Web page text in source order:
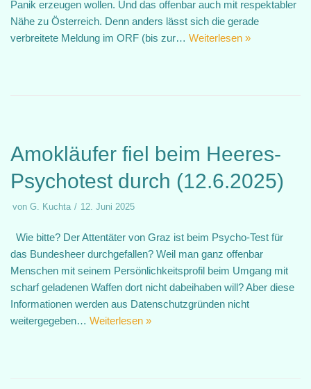
Panik erzeugen wollen. Und das offenbar auch mit respektabler
Nähe zu Österreich. Denn anders lässt sich die gerade
verbreitete Meldung im ORF (bis zur… Weiterlesen »
Amokläufer fiel beim Heeres-
Psychotest durch (12.6.2025)
von G. Kuchta 12. Juni 2025
Wie bitte? Der Attentäter von Graz ist beim Psycho-Test für
das Bundesheer durchgefallen? Weil man ganz offenbar
Menschen mit seinem Persönlichkeitsprofil beim Umgang mit
scharf geladenen Waffen dort nicht dabeihaben will? Aber diese
Informationen werden aus Datenschutzgründen nicht
weitergegeben… Weiterlesen »